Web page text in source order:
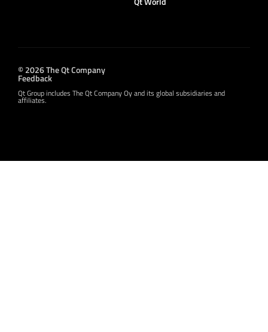
© 2026 The Qt Company
Feedback
Qt Group includes The Qt Company Oy and its global subsidiaries and
affiliates.